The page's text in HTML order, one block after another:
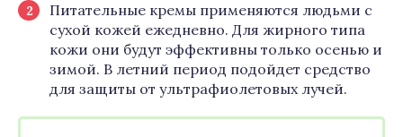
Питательные кремы применяются людьми с
сухой кожей ежедневно. Для жирного типа
кожи они будут эффективны только осенью и
зимой. В летний период подойдет средство
для защиты от ультрафиолетовых лучей.